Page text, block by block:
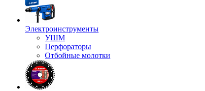
Электроинструменты
УШМ
Перфораторы
Отбойные молотки